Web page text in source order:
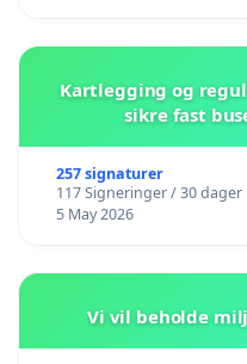
Kartlegging og
sikre fast
257 signaturer
117 Signeringer / 30 dager
5 May 2026
Vi vil beholde